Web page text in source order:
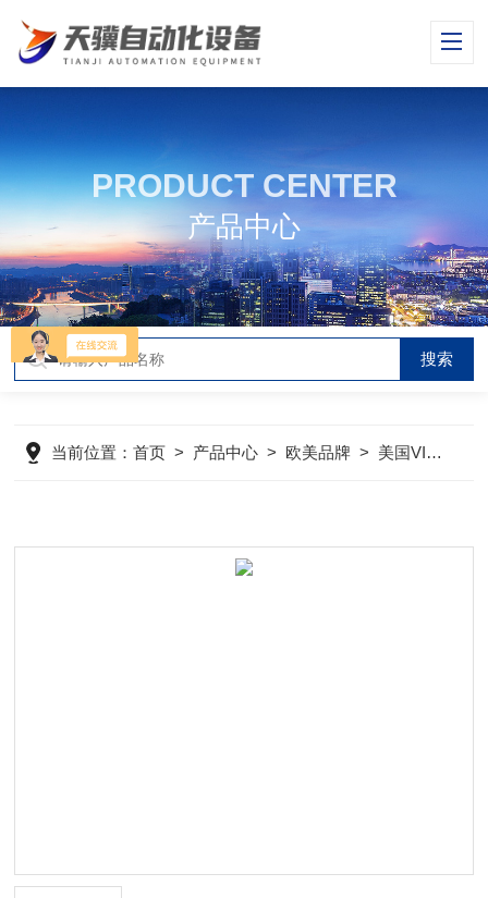
PRODUCT CENTER
产品中心
当前位置：首页 > 产品中心 > 欧美品牌 > 美国VICKERS